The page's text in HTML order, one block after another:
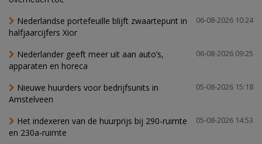
06-08-2026 10:24
Nederlandse portefeuille blijft zwaartepunt in
halfjaarcijfers Xior
06-08-2026 09:25
Nederlander geeft meer uit aan auto’s,
apparaten en horeca
05-08-2026 15:18
Nieuwe huurders voor bedrijfsunits in
Amstelveen
05-08-2026 14:53
Het indexeren van de huurprijs bij 290-ruimte
en 230a-ruimte